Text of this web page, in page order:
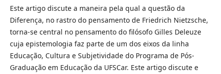
Este artigo discute a maneira pela qual a questão da
Diferença, no rastro do pensamento de Friedrich Nietzsche,
torna-se central no pensamento do filósofo Gilles Deleuze
cuja epistemologia faz parte de um dos eixos da linha
Educação, Cultura e Subjetividade do Programa de Pós-
Graduação em Educação da UFSCar. Este artigo discute e